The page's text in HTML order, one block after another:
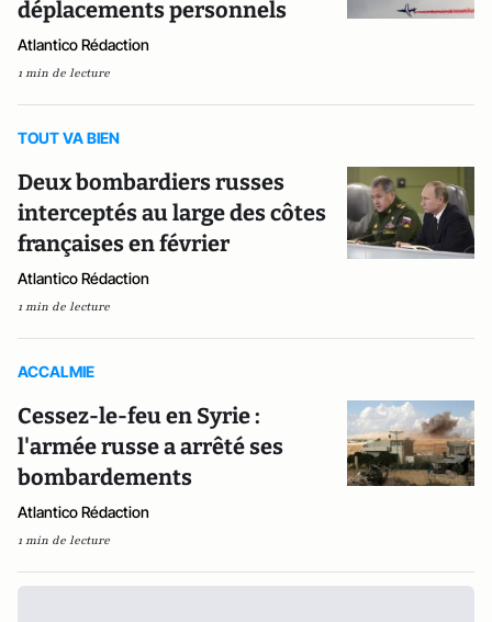
déplacements personnels
Atlantico Rédaction
1 min de lecture
TOUT VA BIEN
Deux bombardiers russes
interceptés au large des côtes
françaises en février
Atlantico Rédaction
1 min de lecture
ACCALMIE
Cessez-le-feu en Syrie :
l'armée russe a arrêté ses
bombardements
Atlantico Rédaction
1 min de lecture